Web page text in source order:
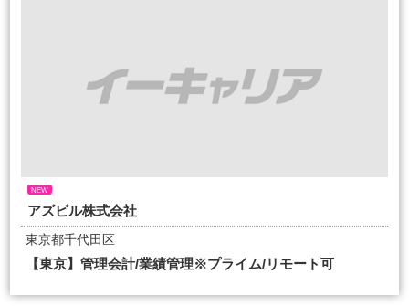
NEW
アズビル株式会社
東京都千代田区
【東京】管理会計/業績管理※プライム/リモート可